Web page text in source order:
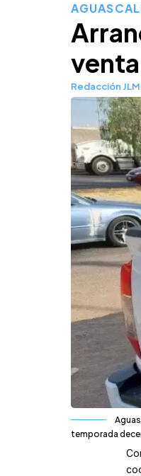
Redacción
temporada